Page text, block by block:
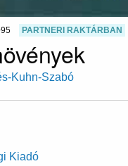
PARTNERI RAKTÁRBAN
Kuhn-Szabó
Kiadó